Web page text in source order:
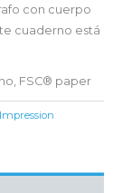
con cuerpo
cuaderno está
FSC® paper
Impression